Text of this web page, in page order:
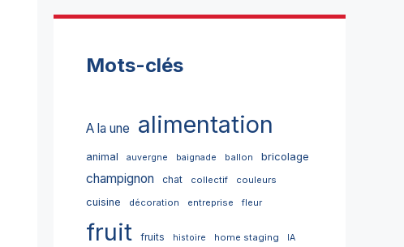
Mots-clés
A la une alimentation
animal auvergne baignade ballon bricolage
champignon chat collectif couleurs
cuisine décoration entreprise fleur
fruit fruits histoire home staging IA